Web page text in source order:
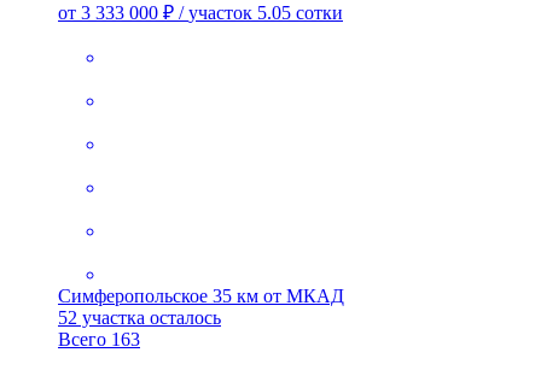
от 3 333 000 ₽ /участок 5.05 сотки
Симферопольское 35 км от МКАД
52 участка осталось
Всего 163